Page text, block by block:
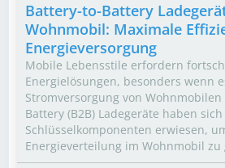
Battery-to-Battery
Wohnmobil: Maximale
Energieversorgung
Mobile Lebensstile erfordern
Energielösungen, besonders wenn
Stromversorgung von
Battery (B2B) Ladegeräte haben sich
Schlüsselkomponenten erwiesen,
Energieverteilung im Wohnmobil zu